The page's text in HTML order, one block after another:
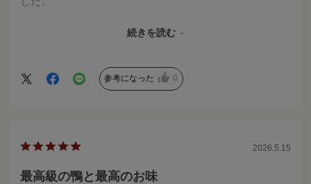
美味しい楽しみが
続きを読む
参考になった 0
2026.5.15
最高級の鴨と最高のお味